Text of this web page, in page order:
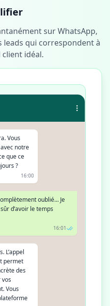
sur WhatsApp,
leads qui correspondent à
idéal.
Vous
notre
que ce
?
16:00
oublié… Je
d’avoir le temps
16:01
L’appel
permet
des
Vous